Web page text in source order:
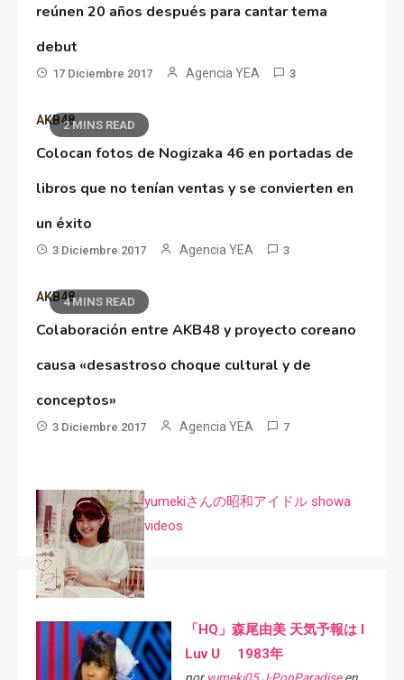
reúnen 20 años después para cantar tema
debut
17 Diciembre 2017 Agencia YEA 3
2 MINS READ
AKB48
Colocan fotos de Nogizaka 46 en portadas de
libros que no tenían ventas y se convierten en
un éxito
3 Diciembre 2017 Agencia YEA 3
4 MINS READ
AKB48
Colaboración entre AKB48 y proyecto coreano
causa «desastroso choque cultural y de
conceptos»
3 Diciembre 2017 Agencia YEA 7
yumekiさんの昭和アイドル showa
videos
「HQ」森尾由美 天気予報は I
Luv U 1983年
por yumeki05 J-PopParadiseen